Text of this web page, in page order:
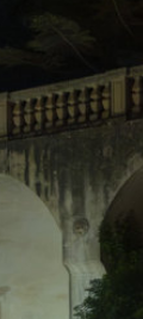
culturale